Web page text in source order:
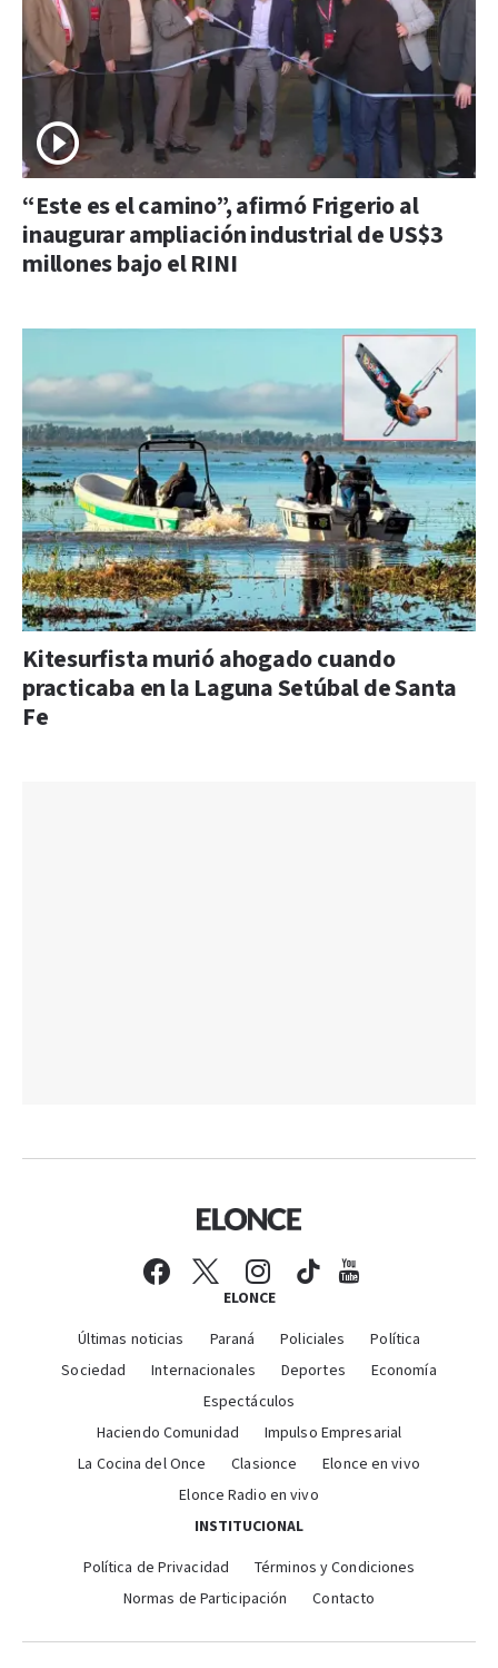
“Este es el camino”, afirmó Frigerio al
inaugurar ampliación industrial de US$3
millones bajo el RINI
Kitesurfista murió ahogado cuando
practicaba en la Laguna Setúbal de Santa
Fe
ELONCE
Últimas noticias Paraná Policiales
Política
Sociedad
Internacionales Deportes
Economía
Espectáculos
Haciendo Comunidad
Impulso Empresarial
La Cocina del Once
Clasionce
Elonce en vivo
Elonce Radio en vivo
INSTITUCIONAL
Política de Privacidad
Términos y Condiciones
Normas de Participación
Contacto